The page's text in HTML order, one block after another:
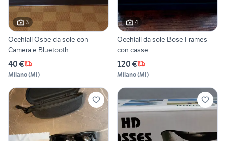
3
Occhiali Osbe da sole con
Camera e Bluetooth
40 €
Milano(MI)
4
Occhiali da sole Bose Frames
con casse
120 €
Milano(MI)